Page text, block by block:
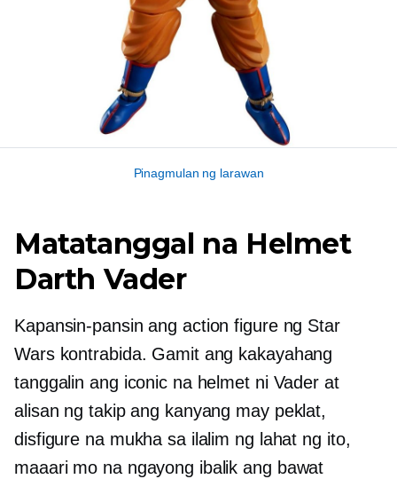
Pinagmulan ng larawan
Matatanggal na Helmet
Darth Vader
Kapansin-pansin ang action figure ng Star
Wars kontrabida. Gamit ang kakayahang
tanggalin ang iconic na helmet ni Vader at
alisan ng takip ang kanyang may peklat,
disfigure na mukha sa ilalim ng lahat ng ito,
maaari mo na ngayong ibalik ang bawat